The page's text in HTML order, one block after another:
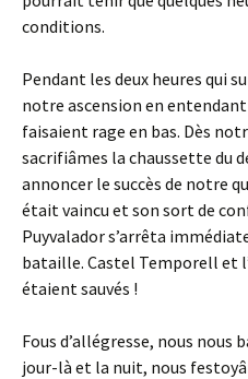
conditions.
Pendant les deux heures qui
notre ascension en
faisaient rage en bas. Dès
sacrifiâmes la chaussette du
annoncer le succès de notre
était vaincu et son sort de
Puyvalador s’arrêta
bataille. Castel Temporell et
étaient sauvés !
Fous d’allégresse, nous nous
jour-là et la nuit, nous